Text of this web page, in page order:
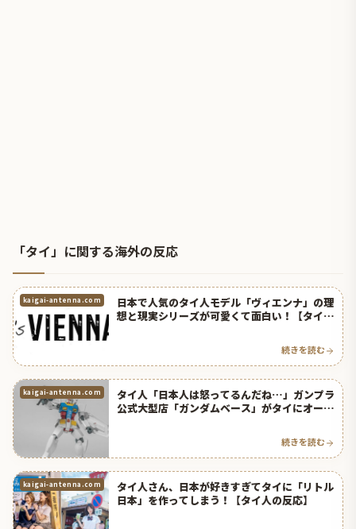
「タイ」に関する海外の反応
kaigai-antenna.com
日本で人気のタイ人モデル「ヴィエンナ」の理
想と現実シリーズが可愛くて面白い！【タイ人
続きを読む
kaigai-antenna.com
タイ人「日本人は怒ってるんだね…」ガンプラ
公式大型店「ガンダムベース」がタイにオープ
続きを読む
kaigai-antenna.com
タイ人さん、日本が好きすぎてタイに「リトル
日本」を作ってしまう！【タイ人の反応】